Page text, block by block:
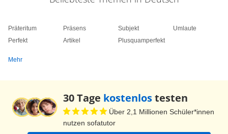
Präteritum
Perfekt
Präsens
Artikel
Subjekt
Plusquamperfekt
Umlaute
Mehr
30 Tage kostenlostesten
Über 2,1 Millionen Schüler*innen
nutzen sofatutor